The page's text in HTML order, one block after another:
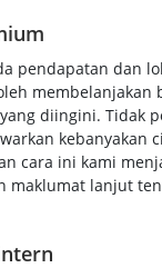
pendapatan dan
membelanjakan
diingini. Tidak
kebanyakan
cara ini kami
maklumat lanjut